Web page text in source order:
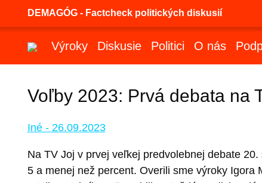
DEMAGÓG - Factcheck politických diskusií
Výroky Diskusie Politici O nás
Voľby 2023: Prvá debata na
Iné - 26.09.2023
Na TV Joj v prvej veľkej predvolebnej debate
5 a menej než percent. Overili sme výroky